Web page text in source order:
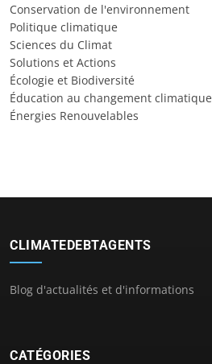
Conservation de l'environnement
Politique climatique
Sciences du Climat
Solutions et Actions
Écologie et Biodiversité
Éducation au changement climatique
Énergies Renouvelables
CLIMATEDEBTAGENTS
Blog d'actualités et d'informations
CATÉGORIES